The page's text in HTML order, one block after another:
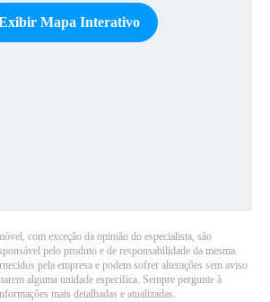
Mapa Interativo
com exceção da opinião do especialista, são
pelo produto e de responsabilidade da mesma.
pela empresa e podem sofrer alterações sem aviso
alguma unidade específica. Sempre pergunte à
mais detalhadas e atualizadas.